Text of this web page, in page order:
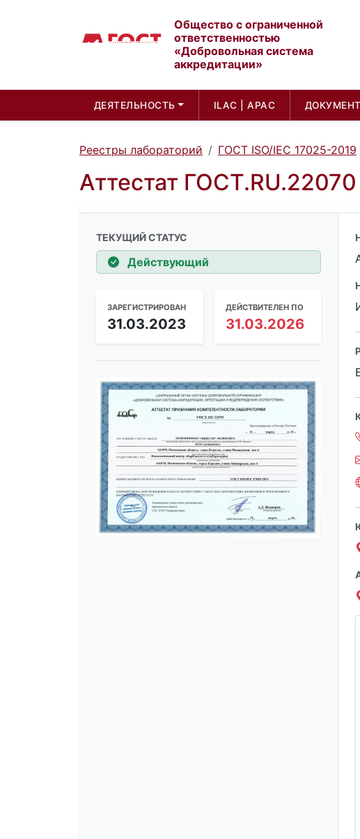
Общество с ограниченной
ответственностью
«Добровольная система
аккредитации»
ДЕЯТЕЛЬНОСТЬ ILAC | APAC
Реестры лабораторий ГОСТ ISO/IEC 17025-2019
Аттестат ГОСТ.RU.22070
ТЕКУЩИЙ СТАТУС
Действующий
ЗАРЕГИСТРИРОВАН
31.03.2023
ДЕЙСТВИТЕЛЕН ПО
31.03.2026